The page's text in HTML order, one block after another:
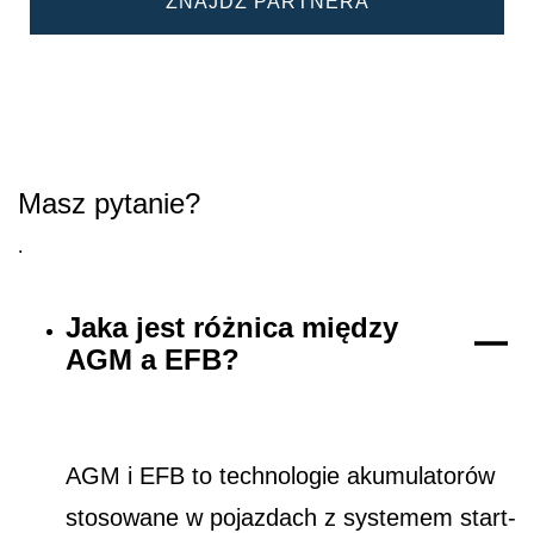
Masz pytanie?
.
Jaka jest różnica między
AGM a EFB?
AGM i EFB to technologie akumulatorów
stosowane w pojazdach z systemem start-